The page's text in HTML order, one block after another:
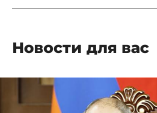
Новости для вас